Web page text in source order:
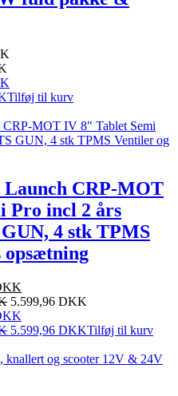
Tilføj til kurv
CRP-MOT
Pro incl 2 års
4 stk TPMS
opsætning
aktuelle
er:
5.599,96 DKK
aktuelle
er:
5.599,96 DKKTilføj til kurv